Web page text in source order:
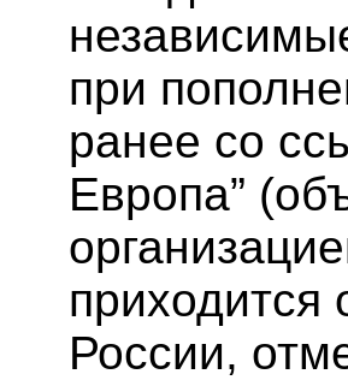
при
ранее со
Европа”
приходится
России,